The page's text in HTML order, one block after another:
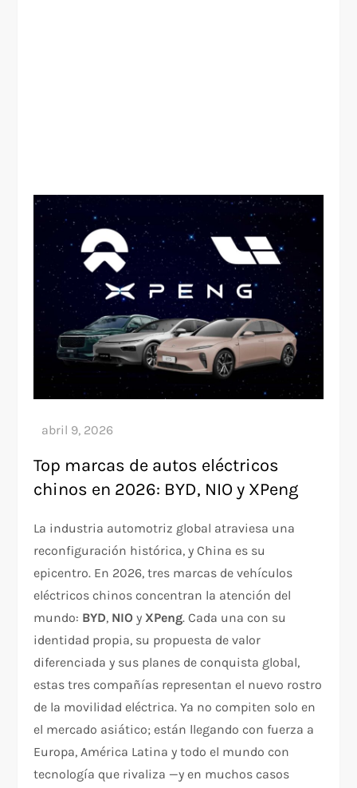
Top marcas de autos eléctricos
chinos en 2026: BYD, NIO y XPeng
La industria automotriz global atraviesa una
reconfiguración histórica, y China es su
epicentro. En 2026, tres marcas de vehículos
eléctricos chinos concentran la atención del
mundo: BYD, NIO yXPeng. Cada una con su
identidad propia, su propuesta de valor
diferenciada y sus planes de conquista global,
estas tres compañías representan el nuevo rostro
de la movilidad eléctrica. Ya no compiten solo en
el mercado asiático; están llegando con fuerza a
Europa, América Latina y todo el mundo con
tecnología que rivaliza —y en muchos casos